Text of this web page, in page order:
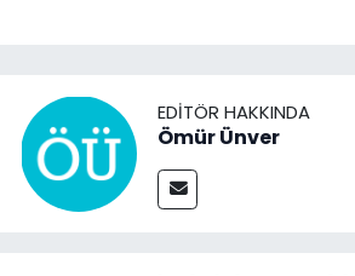
EDITÖR HAKKINDA
Ömür Ünver